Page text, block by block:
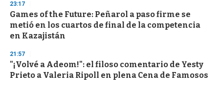
23:17
Games of the Future: Peñarol a paso firme se
metió en los cuartos de final de la competencia
en Kazajistán
21:57
"¡Volvé a Adeom!": el filoso comentario de Yesty
Prieto a Valeria Ripoll en plena Cena de Famosos